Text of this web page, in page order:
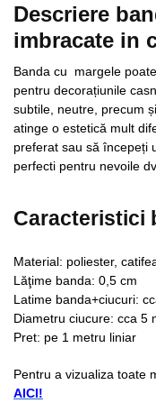
Descriere
imbracate in
Banda cu margele
pentru decorațiunile
subtile, neutre, precum
atinge o estetică mult
preferat sau să începeți
perfecti pentru nevoile
Caracteristici
Material: poliester,
Lăţime banda: 0,5 cm
Latime banda+ciucuri:
Diametru ciucure: cca 5
Pret: pe 1 metru liniar
Pentru a vizualiza toate
AICI!